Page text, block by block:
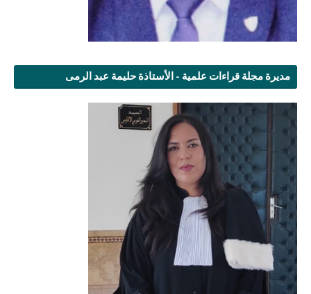
مديرة مجلة قراءات علمية - الأستاذة حليمة عبد الرمى